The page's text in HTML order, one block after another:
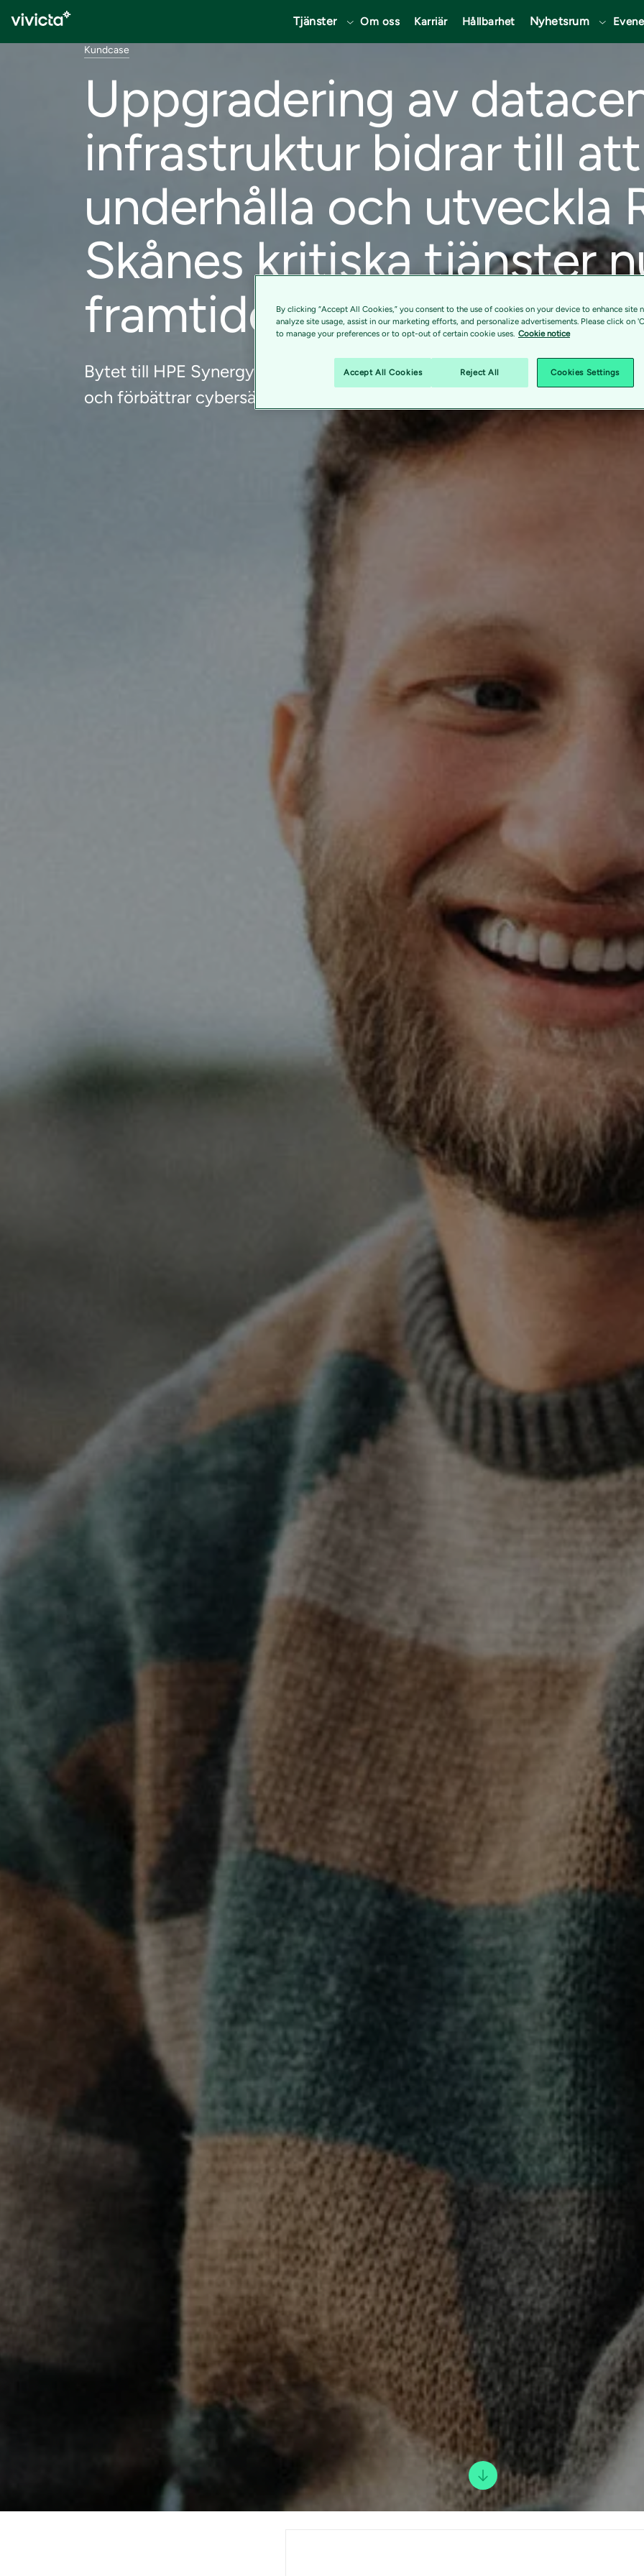
Tjänster Om oss Karriär Hållbarhet Nyhetsrum
Kundcase
Uppgradering av
infrastruktur bidrar till att
underhålla och utveckla
Skånes kritiska tjänster
framtiden
Bytet till HPE Synergy infrastruktur minskar också energiförbrukningen
och förbättrar cybersäkerheten
By clicking “Accept All Cookies,” you consent to the use of cookies on your device to enhance site
analyze site usage, assist in our marketing efforts, and personalize advertisements. Please click on
to manage your preferences or to opt-out of certain cookie uses. Cookie notice
Accept All Cookies Reject All Cookies Settings